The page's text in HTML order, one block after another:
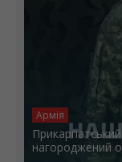
Армія
нагороджений